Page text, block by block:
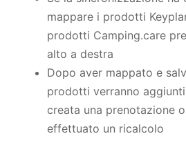
mappare i prodotti
prodotti Camping.care
alto a destra
Dopo aver mappato e
prodotti verranno
creata una prenotazione
effettuato un ricalcolo